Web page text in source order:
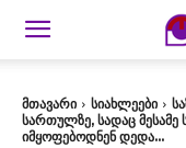
მთავარი სიახლეები
სართულზე, სადაც
იმყოფებოდნენ დედა...